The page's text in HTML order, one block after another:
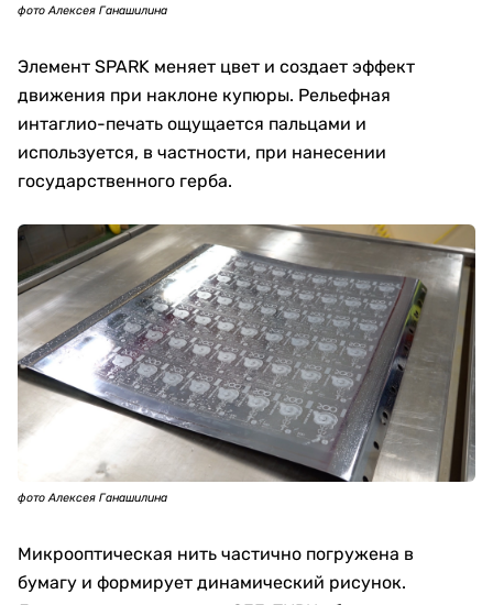
фото Алексея Ганашилина
Элемент SPARK меняет цвет и создает эффект
движения при наклоне купюры. Рельефная
интаглио-печать ощущается пальцами и
используется, в частности, при нанесении
государственного герба.
фото Алексея Ганашилина
Микрооптическая нить частично погружена в
бумагу и формирует динамический рисунок.